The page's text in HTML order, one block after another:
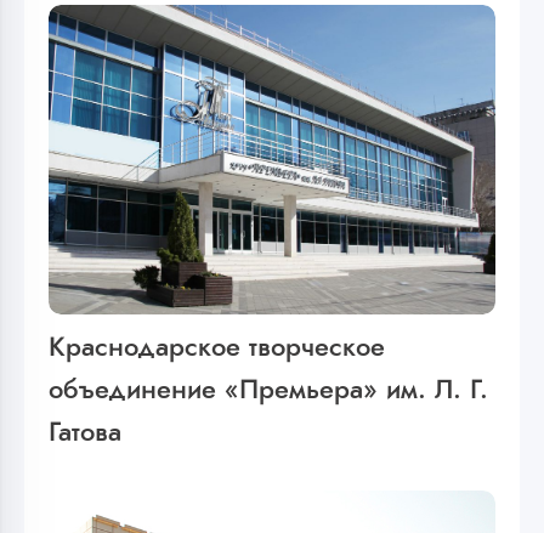
Краснодарское творческое
объединение «Премьера» им. Л. Г.
Гатова